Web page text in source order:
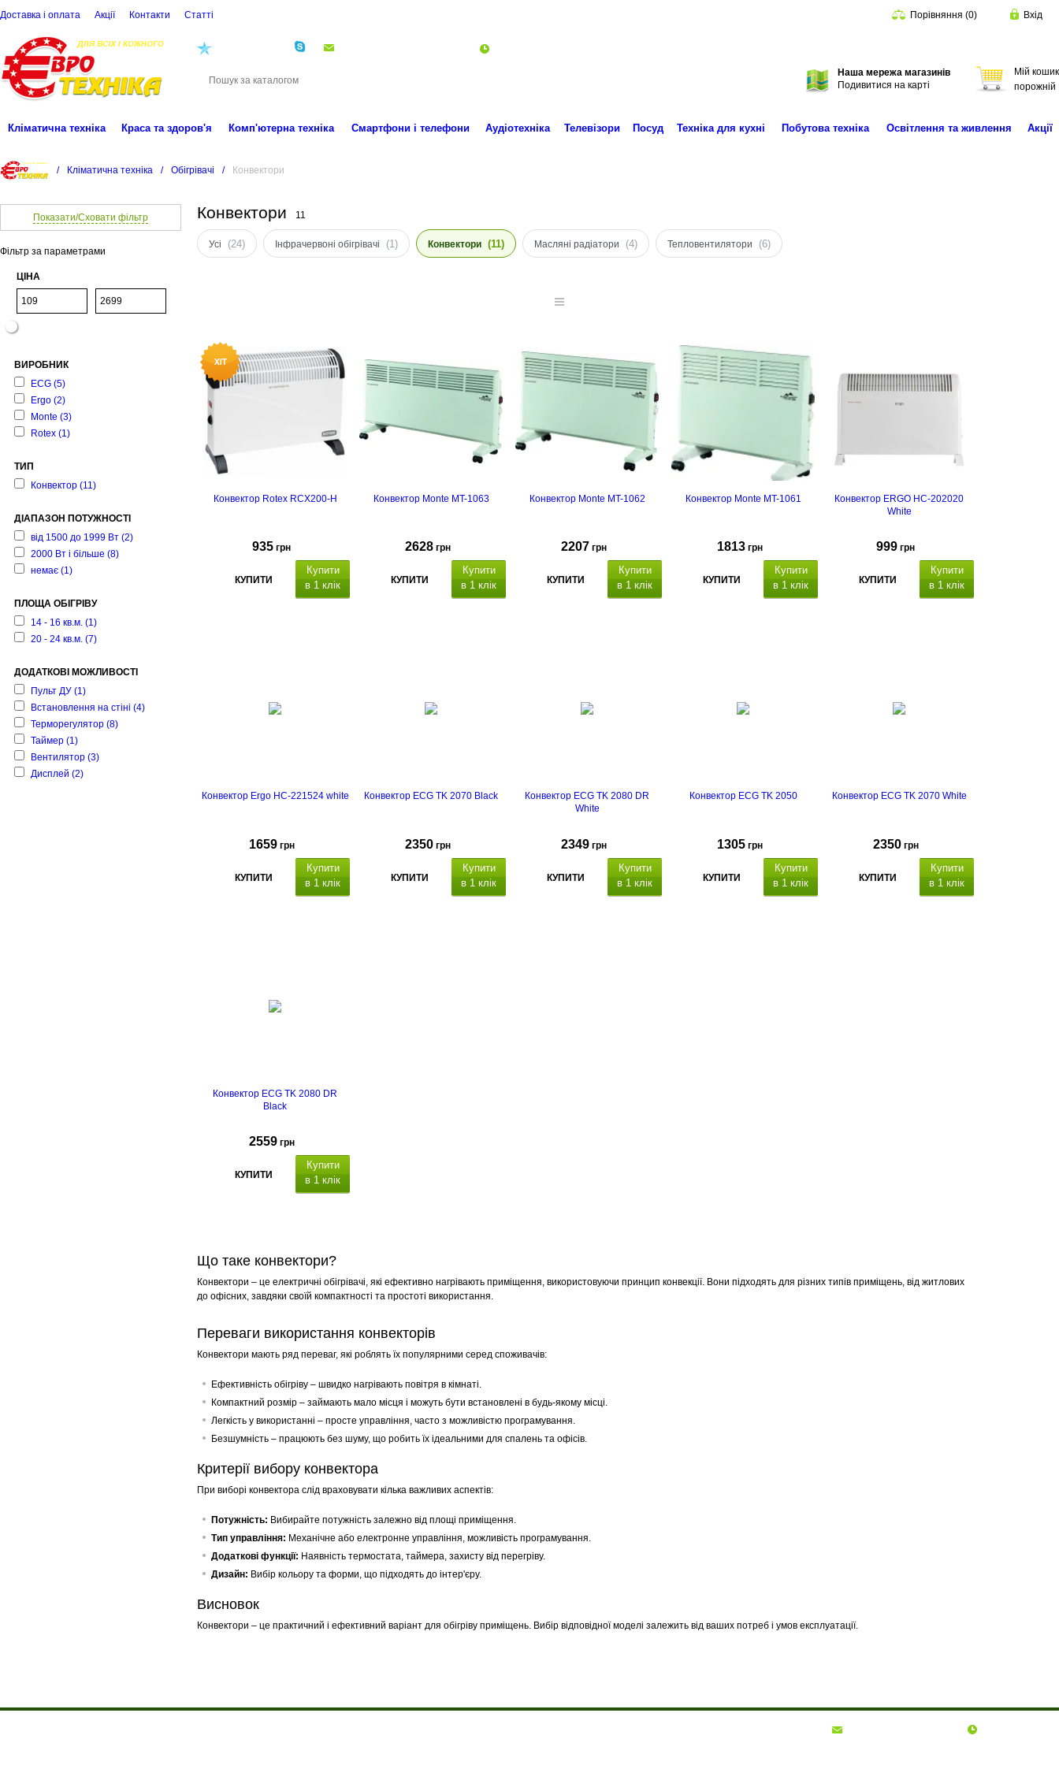
Доставка і оплата Акції Контакти Статті Порівняння (0) Вхід
Наша мережа магазинів
Подивитися на карті
Мій кошик
порожній
Кліматична техніка Краса та здоров'я Комп'ютерна техніка Смартфони і телефони Аудіотехніка Телевізори Посуд Техніка для кухні Побутова техніка Освітлення та живлення Акції
/ Кліматична техніка / Обігрівачі / Конвектори
Показати/Сховати фільтр
Фільтр за параметрами
ЦІНА
ВИРОБНИК
ECG (5)
Ergo (2)
Monte (3)
Rotex (1)
ТИП
Конвектор (11)
ДІАПАЗОН ПОТУЖНОСТІ
від 1500 до 1999 Вт (2)
2000 Вт і більше (8)
немає (1)
ПЛОЩА ОБІГРІВУ
14 - 16 кв.м. (1)
20 - 24 кв.м. (7)
ДОДАТКОВІ МОЖЛИВОСТІ
Пульт ДУ (1)
Встановлення на стіні (4)
Терморегулятор (8)
Таймер (1)
Вентилятор (3)
Дисплей (2)
Конвектори 11
Усі (24) Інфрачервоні обігрівачі (1) Конвектори (11) Масляні радіатори (4) Тепловентилятори (6)
Конвектор Rotex RCX200-H
935 грн
КУПИТИ
Купити
в 1 клік
Конвектор Monte MT-1063
2628 грн
КУПИТИ
Купити
в 1 клік
Конвектор Monte MT-1062
2207 грн
КУПИТИ
Купити
в 1 клік
Конвектор Monte MT-1061
1813 грн
КУПИТИ
Купити
в 1 клік
Конвектор ERGO HC-202020
White
999 грн
КУПИТИ
Купити
в 1 клік
Термін гарантії - 2 роки
Конвектор Ergo HC-221524 white
1659 грн
КУПИТИ
Купити
в 1 клік
Конвектор ECG TK 2070 Black
2350 грн
КУПИТИ
Купити
в 1 клік
Конвектор ECG TK 2080 DR
White
2349 грн
КУПИТИ
Купити
в 1 клік
Конвектор ECG TK 2050
1305 грн
КУПИТИ
Купити
в 1 клік
Конвектор ECG TK 2070 White
2350 грн
КУПИТИ
Купити
в 1 клік
Конвектор ECG TK 2080 DR
Black
2559 грн
КУПИТИ
Купити
в 1 клік
пульт
термін гарантії - 2 роки
Що таке конвектори?
Конвектори – це електричні обігрівачі, які ефективно нагрівають приміщення, використовуючи принцип конвекції. Вони підходять для різних типів приміщень, від житлових
до офісних, завдяки своїй компактності та простоті використання.
Переваги використання конвекторів
Конвектори мають ряд переваг, які роблять їх популярними серед споживачів:
Ефективність обігріву – швидко нагрівають повітря в кімнаті.
Компактний розмір – займають мало місця і можуть бути встановлені в будь-якому місці.
Легкість у використанні – просте управління, часто з можливістю програмування.
Безшумність – працюють без шуму, що робить їх ідеальними для спалень та офісів.
Критерії вибору конвектора
При виборі конвектора слід враховувати кілька важливих аспектів:
Потужність: Вибирайте потужність залежно від площі приміщення.
Тип управління: Механічне або електронне управління, можливість програмування.
Додаткові функції: Наявність термостата, таймера, захисту від перегріву.
Дизайн: Вибір кольору та форми, що підходять до інтер'єру.
Висновок
Конвектори – це практичний і ефективний варіант для обігріву приміщень. Вибір відповідної моделі залежить від ваших потреб і умов експлуатації.